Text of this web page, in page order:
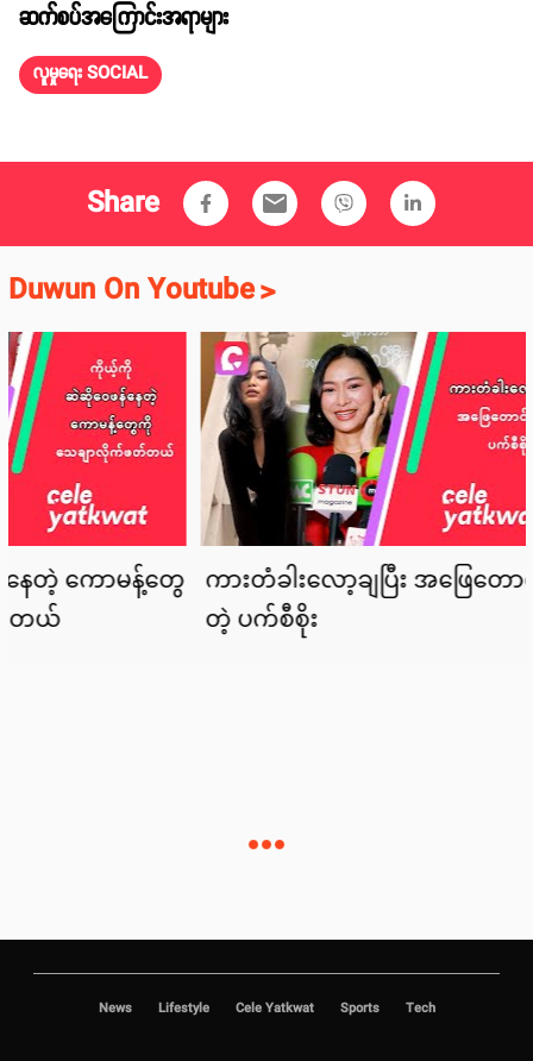
ဆက်စပ်အကြောင်းအရာများ
လူမှုရေး SOCIAL
Share email
Duwun On Youtube>
News Lifestyle Cele Yatkwat Sports Tech